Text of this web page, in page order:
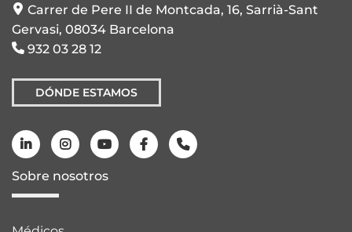
Carrer de Pere II de Montcada, 16, Sarrià-Sant
Gervasi, 08034 Barcelona
932 03 28 12
DÓNDE ESTAMOS
Sobre nosotros